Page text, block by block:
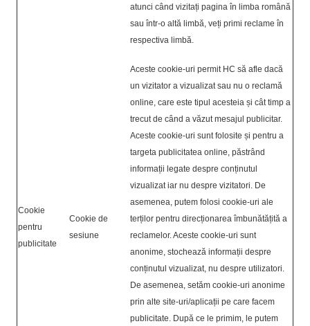
atunci când vizitați pagina în limba română
sau într-o altă limbă, veți primi reclame în
respectiva limbă.
Cookie
pentru
publicitate
Cookie de
sesiune
Aceste cookie-uri permit HC să afle dacă
un vizitator a vizualizat sau nu o reclamă
online, care este tipul acesteia și cât timp a
trecut de când a văzut mesajul publicitar.
Aceste cookie-uri sunt folosite și pentru a
targeta publicitatea online, păstrând
informații legate despre conținutul
vizualizat iar nu despre vizitatori. De
asemenea, putem folosi cookie-uri ale
terților pentru direcționarea îmbunătățită a
reclamelor. Aceste cookie-uri sunt
anonime, stochează informații despre
conținutul vizualizat, nu despre utilizatori.
De asemenea, setăm cookie-uri anonime
prin alte site-uri/aplicații pe care facem
publicitate. După ce le primim, le putem